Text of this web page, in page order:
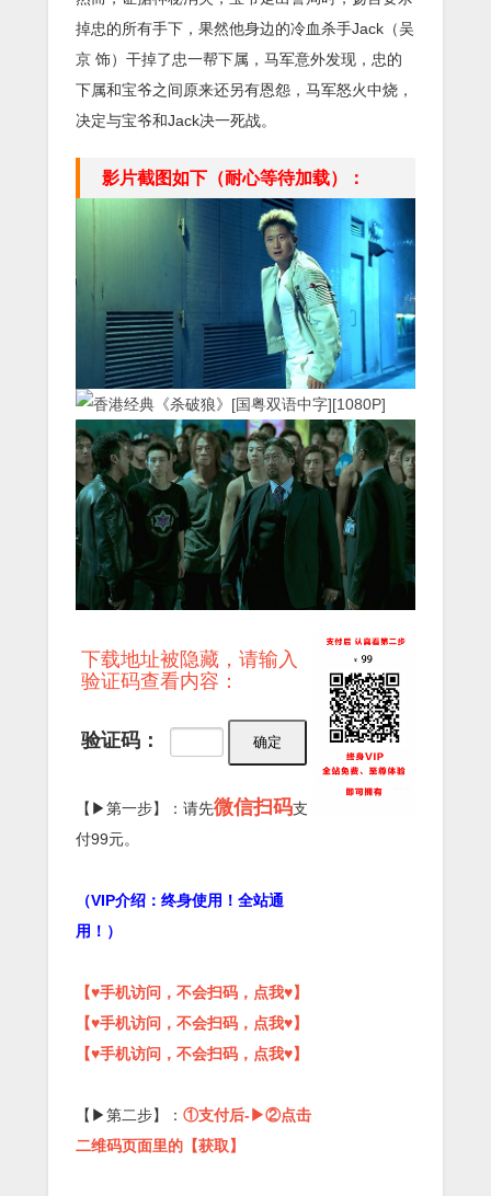
掉忠的所有手下，果然他身边的冷血杀手Jack（吴
京 饰）干掉了忠一帮下属，马军意外发现，忠的
下属和宝爷之间原来还另有恩怨，马军怒火中烧，
决定与宝爷和Jack决一死战。
影片截图如下（耐心等待加载）：
下载地址被隐藏，请输入
验证码查看内容：
验证码：
【▶第一步】：请先微信扫码支
付99元。
（VIP介绍：终身使用！全站通
用！）
【♥手机访问，不会扫码，点我♥】
【♥手机访问，不会扫码，点我♥】
【♥手机访问，不会扫码，点我♥】
【▶第二步】： ①支付后-▶②点击
二维码页面里的【获取】